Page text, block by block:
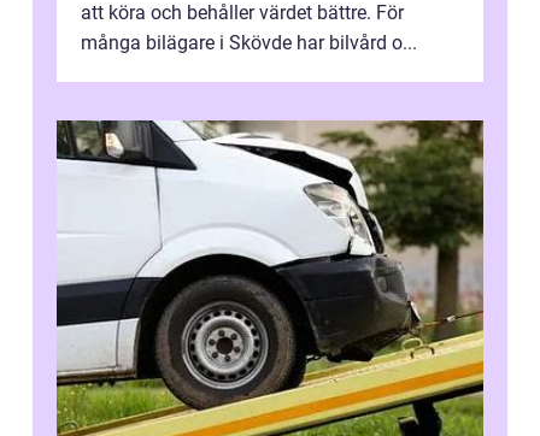
att köra och behåller värdet bättre. För
många bilägare i Skövde har bilvård o...